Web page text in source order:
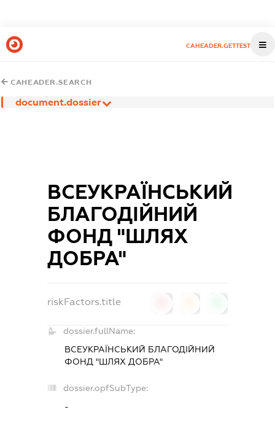
CAHEADER.GETTEST
CAHEADER.SEARCH
document.dossier
ВСЕУКРАЇНСЬКИЙ
БЛАГОДІЙНИЙ
ФОНД "ШЛЯХ
ДОБРА"
riskFactors.title
dossier.fullName:
ВСЕУКРАЇНСЬКИЙ БЛАГОДІЙНИЙ
ФОНД "ШЛЯХ ДОБРА"
dossier.opfSubType:
-